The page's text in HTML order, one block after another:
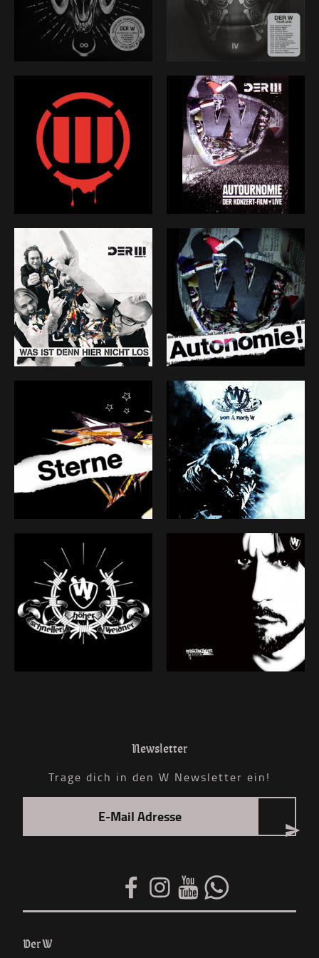
und lassen DER W fliegen. Fünf Alben stehen für uns
schon in den Büchern, allesamt hoch gechartet, vor
allem aber mit immer unterschiedlicher Magie – mal
eingespielt. Annähernd 200 Konzerte zwischen Club
und Wacken-Hauptbühne schweißten uns und eine
erlesene Schar an Fans zusammen. Und zeigen uns in
jedem Augenblick, dass es ernst und gut ist. Es fühlt
sich in jedem Moment besonders an, DER W zu sein.
Und das ganz besondere Gefühl ist für uns
Anerkennung und ewige Verpflichtung.
Umso besser, dass mein Leben, das in den hellsten
und den dunkelsten Momenten zu Musik wird, gut
und gerne auf mehreren Bühnen stattfinden kann.
Heute ist vieles ganz anders, als es 2008 war. Besser,
natürlich. Der Enthusiasmus für DER W, dessen
Stellenwert in meinem musikalischem Leben, hat sich
bei mir nie geändert. Näher als bei DER W lasse ich
niemanden an mich ran. Es ist meine Geschichte,
erzählt mit meiner Stimme. Mit DER W erlebe ich mit
und dank meinen Mitstreitern eine intensive Reise,
mit reichlich Beute fürs eigene Ideenreservat. Und so
ist das Ziel schon längst erreicht. Das Ende des W-ges
ist aber noch lange nicht in Sicht.
Newsletter
Trage dich in den W Newsletter ein!
Der W